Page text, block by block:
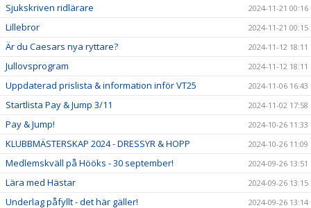
Sjukskriven ridlärare 2024-11-21 00:16
Lillebror 2024-11-21 00:15
Är du Caesars nya ryttare? 2024-11-12 18:11
Jullovsprogram 2024-11-12 18:11
Uppdaterad prislista & information inför VT25 2024-11-06 16:43
Startlista Pay & Jump 3/11 2024-11-02 17:58
Pay & Jump! 2024-10-26 11:33
KLUBBMÄSTERSKAP 2024 - DRESSYR & HOPP 2024-10-26 11:09
Medlemskväll på Hööks - 30 september! 2024-09-26 13:51
Lära med Hästar 2024-09-26 13:15
Underlag påfyllt - det här gäller! 2024-09-26 13:14